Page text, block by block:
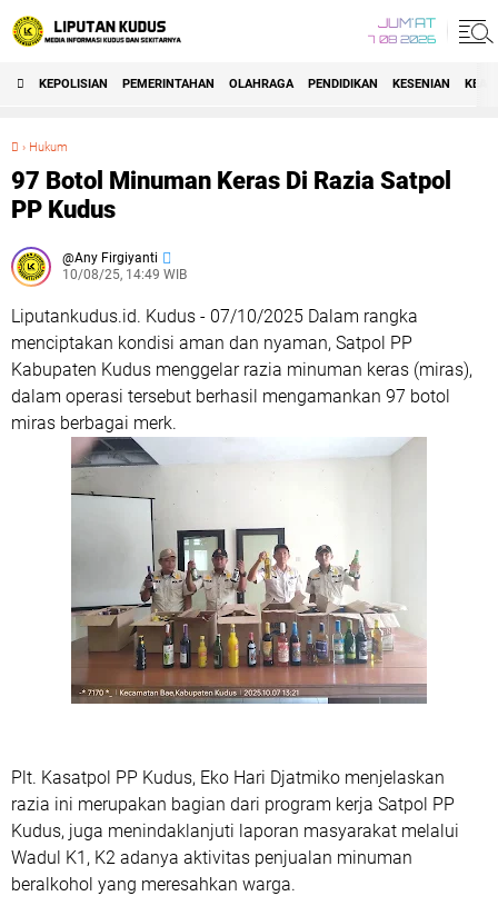
JUM'AT
7 08 2026
KEPOLISIAN PEMERINTAHAN OLAHRAGA PENDIDIKAN KESENIAN
› Hukum
97 Botol Minuman Keras Di Razia Satpol
PP Kudus
Any Firgiyanti
10/08/25, 14:49 WIB
Liputankudus.id. Kudus - 07/10/2025 Dalam rangka
menciptakan kondisi aman dan nyaman, Satpol PP
Kabupaten Kudus menggelar razia minuman keras (miras),
dalam operasi tersebut berhasil mengamankan 97 botol
miras berbagai merk.
Plt. Kasatpol PP Kudus, Eko Hari Djatmiko menjelaskan
razia ini merupakan bagian dari program kerja Satpol PP
Kudus, juga menindaklanjuti laporan masyarakat melalui
Wadul K1, K2 adanya aktivitas penjualan minuman
beralkohol yang meresahkan warga.